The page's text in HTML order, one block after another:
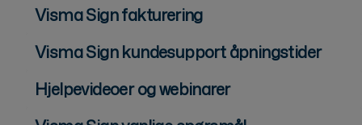
Visma Sign fakturering
Visma Sign kundesupport åpningstider
Hjelpevideoer og webinarer